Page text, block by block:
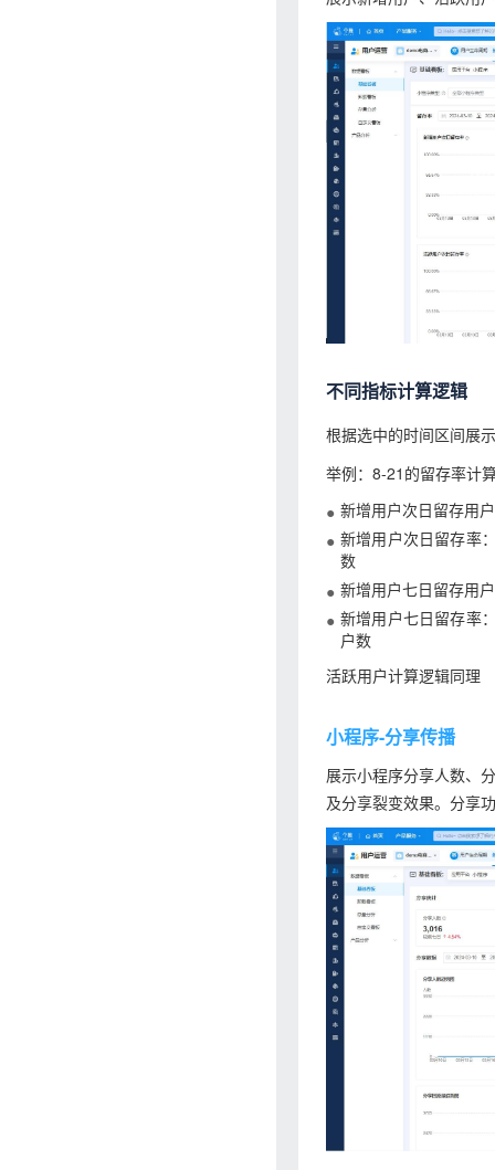
不同指标计算逻辑
根据选中的时间区间展
举例：8-21的留存率计
新增用户次日留存用
新增用户次日留存率
数
新增用户七日留存用
新增用户七日留存率
户数
活跃用户计算逻辑同理
小程序-分享传播
展示小程序分享人数、
及分享裂变效果。分享